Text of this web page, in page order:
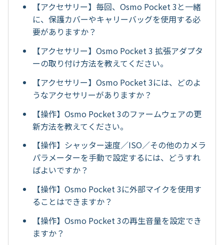
【アクセサリー】毎回、Osmo Pocket 3と一緒
に、保護カバーやキャリーバッグを使用する必
要がありますか？
【アクセサリー】Osmo Pocket 3 拡張アダプタ
ーの取り付け方法を教えてください。
【アクセサリー】Osmo Pocket 3には、どのよ
うなアクセサリーがありますか？
【操作】Osmo Pocket 3のファームウェアの更
新方法を教えてください。
【操作】シャッター速度／ISO／その他のカメラ
パラメーターを手動で設定するには、どうすれ
ばよいですか？
【操作】Osmo Pocket 3に外部マイクを使用す
ることはできますか？
【操作】Osmo Pocket 3の再生音量を設定でき
ますか？